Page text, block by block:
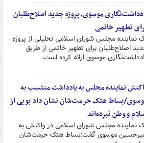
موسوی، پروژه جدید اصلاح‌طلبان
تطهیر خاتمی
نماینده مجلس شورای اسلامی تحلیلی از پروژه
اصلاح‌طلبان برای تطهیر خاتمی از طریق
موسوی ارائه کرده است.
نماینده مجلس به یادداشت منتسب به
بساط هتک حرمت‌شان نشان داد بویی از
و وطن نبرده‌اند
نماینده مجلس شورای اسلامی در واکنش به
میرحسین موسوی گفت:بساط هتک حرمت‌شان